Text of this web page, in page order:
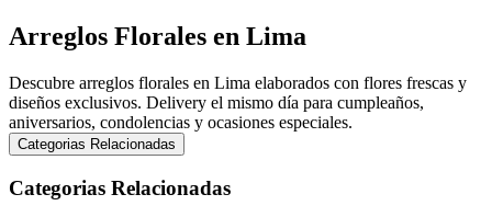
Arreglos Florales en Lima
Descubre arreglos florales en Lima elaborados con flores frescas y
diseños exclusivos. Delivery el mismo día para cumpleaños,
aniversarios, condolencias y ocasiones especiales.
Categorias Relacionadas
Categorias Relacionadas